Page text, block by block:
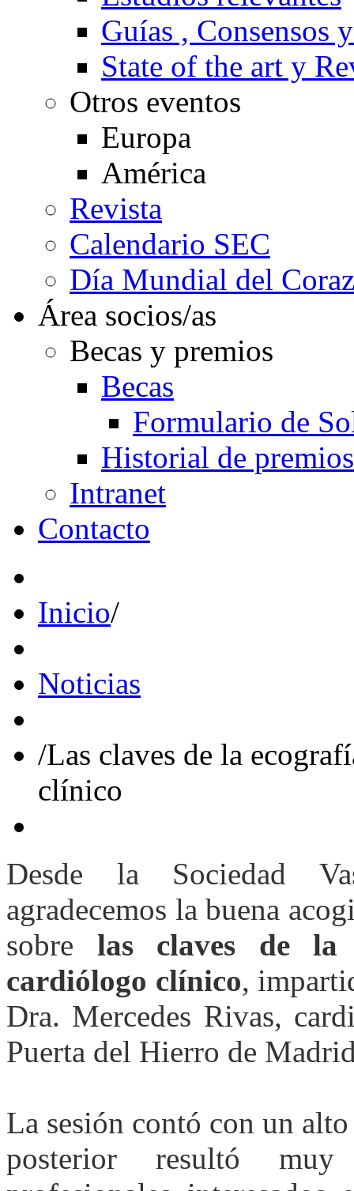
Guías , Consensos
State of the art y
Otros eventos
Europa
América
Revista
Calendario SEC
Día Mundial del
Área socios/as
Becas y premios
Becas
Formulario de
Historial de premios
Intranet
Contacto
Inicio/
Noticias
/Las claves de la
clínico
Desde la Sociedad
agradecemos la buena
sobre las claves de la
cardiólogo clínico,
Dra. Mercedes Rivas,
Puerta del Hierro de
La sesión contó con un
posterior resultó muy